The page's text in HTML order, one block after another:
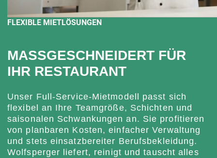
FLEXIBLE MIETLÖSUNGEN
MASSGESCHNEIDERT FÜR I
HR RESTAURANT
Unser Full-Service-Mietmodell passt sich
flexibel an Ihre Teamgröße, Schichten und
saisonalen Schwankungen an. Sie profitieren
von planbaren Kosten, einfacher Verwaltung
und stets einsatzbereiter Berufsbekleidung.
Wolfsperger liefert, reinigt und tauscht alles